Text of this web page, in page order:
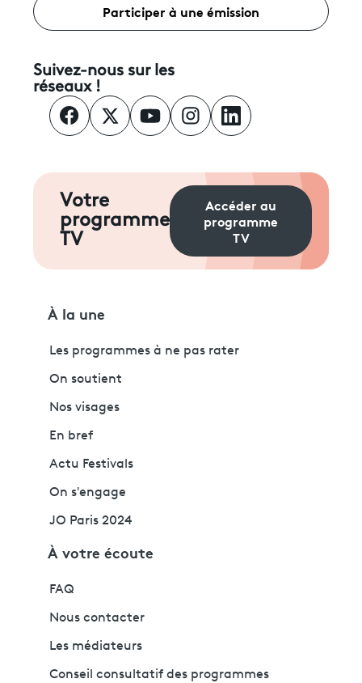
Participer à une émission
Suivez-nous sur les
réseaux !
Votre
programme
TV
Accéder au
programme
TV
À la une
Les programmes à ne pas rater
On soutient
Nos visages
En bref
Actu Festivals
On s'engage
JO Paris 2024
À votre écoute
FAQ
Nous contacter
Les médiateurs
Conseil consultatif des programmes